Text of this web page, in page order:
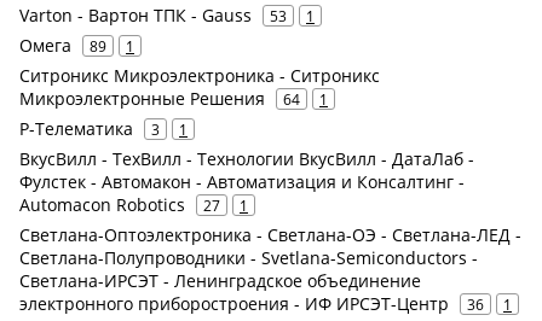
Varton - Вартон ТПК - Gauss 53 1
Омега 89 1
Ситроникс Микроэлектроника - Ситроникс
Микроэлектронные Решения
64 1
Р-Телематика 3 1
ВкусВилл - ТехВилл - Технологии ВкусВилл - ДатаЛаб -
Фулстек - Автомакон - Автоматизация и Консалтинг -
Automacon Robotics
27 1
Светлана-Оптоэлектроника - Светлана-ОЭ - Светлана-ЛЕД -
Светлана-Полупроводники - Svetlana-Semiconductors -
Светлана-ИРСЭТ - Ленинградское объединение
электронного приборостроения - ИФ ИРСЭТ-Центр
36 1